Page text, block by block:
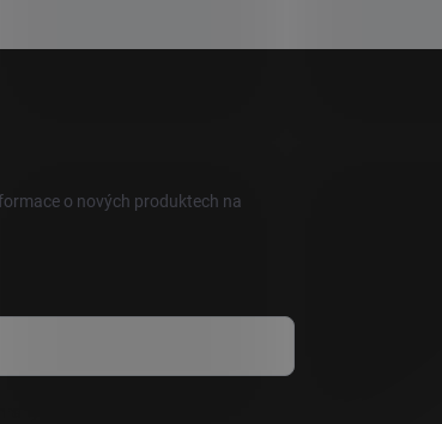
o nových produktech na